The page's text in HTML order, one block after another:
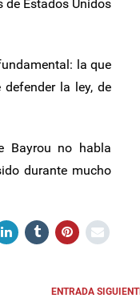
Estados Unidos
la que
la ley, de
Bayrou no habla
durante mucho
ENTRADA